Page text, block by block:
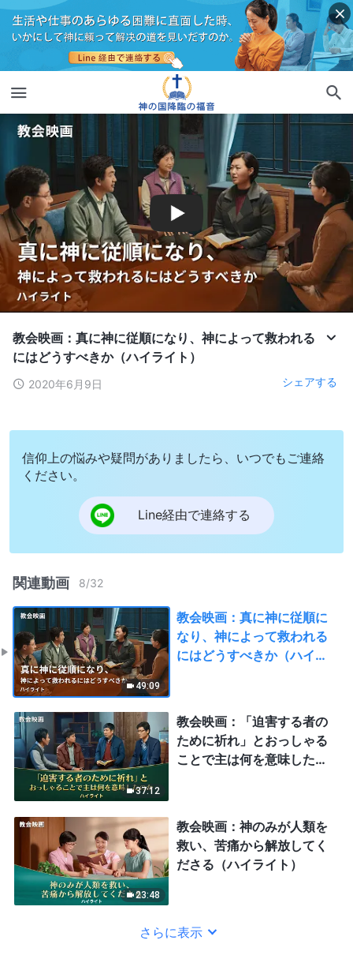
教会映画：真に神に従順になり、神によって救われる
にはどうすべきか（ハイライト）
2020年6月9日 シェアする
信仰上の悩みや疑問がありましたら、いつでもご連絡
ください。
Line経由で連絡する
関連動画 8/32
49:09
教会映画：真に神に従順に
なり、神によって救われる
にはどうすべきか（ハイラ
37:12
教会映画：「迫害する者の
ために祈れ」とおっしゃる
ことで主は何を意味したの
23:48
教会映画：神のみが人類を
救い、苦痛から解放してく
ださる（ハイライト）
さらに表示